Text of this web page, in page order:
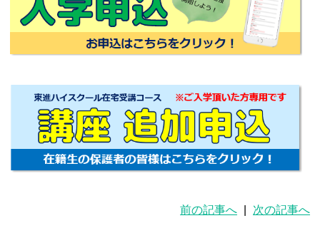
前の記事へ 次の記事へ